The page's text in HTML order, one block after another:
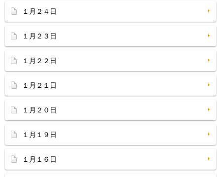
１月２４日
１月２３日
１月２２日
１月２１日
１月２０日
１月１９日
１月１６日